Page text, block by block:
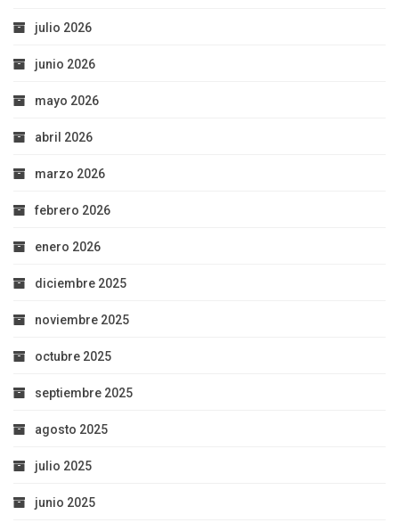
julio 2026
junio 2026
mayo 2026
abril 2026
marzo 2026
febrero 2026
enero 2026
diciembre 2025
noviembre 2025
octubre 2025
septiembre 2025
agosto 2025
julio 2025
junio 2025